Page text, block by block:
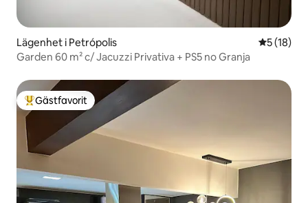
Lägenhet i Petrópolis 5 av 5 i
5 (18)
Garden 60 m² c/ Jacuzzi Privativa + PS5 no Granja
Populär gästfavorit
Gästfavorit